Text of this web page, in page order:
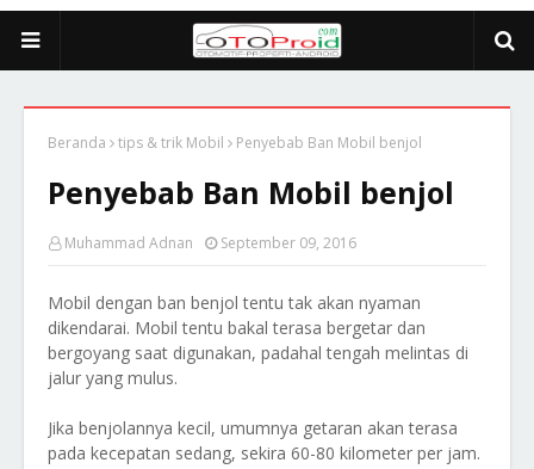
Beranda tips & trik Mobil Penyebab Ban Mobil benjol
Penyebab Ban Mobil benjol
Muhammad Adnan September 09, 2016
Mobil dengan ban benjol tentu tak akan nyaman
dikendarai. Mobil tentu bakal terasa bergetar dan
bergoyang saat digunakan, padahal tengah melintas di
jalur yang mulus.
Jika benjolannya kecil, umumnya getaran akan terasa
pada kecepatan sedang, sekira 60-80 kilometer per jam.